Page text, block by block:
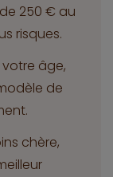
250 € au
risques.
âge,
de
chère,